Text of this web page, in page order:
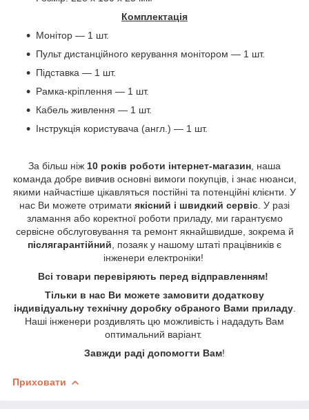
Комплектація
Монітор — 1 шт.
Пульт дистанційного керування монітором — 1 шт.
Підставка — 1 шт.
Рамка-кріплення — 1 шт.
Кабель живлення — 1 шт.
Інструкція користувача (англ.) — 1 шт.
За більш ніж 10 років роботи інтернет-магазин , наша
команда добре вивчив основні вимоги покупців, і знає нюанси,
якими найчастіше цікавляться постійні та потенційні клієнти. У
нас Ви можете отримати якісний і швидкий сервіс . У разі
зламання або коректної роботи приладу, ми гарантуємо
сервісне обслуговування та ремонт якнайшвидше, зокрема й
післягарантійний , позаяк у нашому штаті працівників є
інженери електроніки!
Всі товари перевіряють перед відправленням!
Тільки в нас Ви можете замовити додаткову
індивідуальну технічну доробку обраного Вами приладу.
Наші інженери роздивлять цю можливість і нададуть Вам
оптимальний варіант.
Завжди раді допомогти Вам!
Приховати